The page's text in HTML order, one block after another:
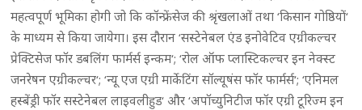
महत्वपूर्ण भूमिका होगी जो कि कॉन्फ्रेंसेज की श्रृंखलाओं तथा ‘किसान गोष्ठियों‘
के माध्यम से किया जायेगा। इस दौरान ‘सस्टेनेबल एंड इनोवेटिव एग्रीकल्चर
प्रेक्टिसेज फॉर डबलिंग फार्मर्स इन्कम‘; ‘रोल ऑफ प्लास्टिकल्चर इन नेक्स्ट
जनरेषन एग्रीकल्चर‘; ‘न्यू एज एग्री मार्केटिंग सॉल्यूषंस फॉर फार्मर्स‘; ‘एनिमल
हस्बेंड्री फॉर सस्टेनेबल लाइवलीहुड‘ और ‘अपॉच्युनिटीज फॉर एग्री टूरिज्म इन